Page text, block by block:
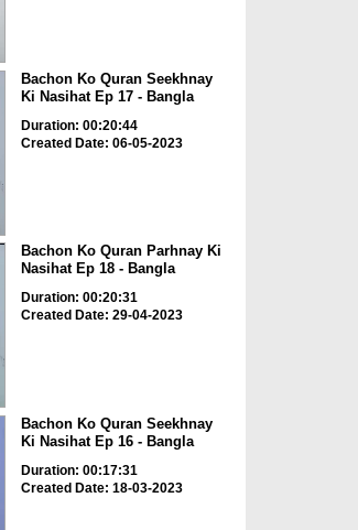
Bachon Ko Quran Seekhnay
Ki Nasihat Ep 17 - Bangla
Duration: 00:20:44
Created Date: 06-05-2023
Bachon Ko Quran Parhnay Ki
Nasihat Ep 18 - Bangla
Duration: 00:20:31
Created Date: 29-04-2023
Bachon Ko Quran Seekhnay
Ki Nasihat Ep 16 - Bangla
Duration: 00:17:31
Created Date: 18-03-2023